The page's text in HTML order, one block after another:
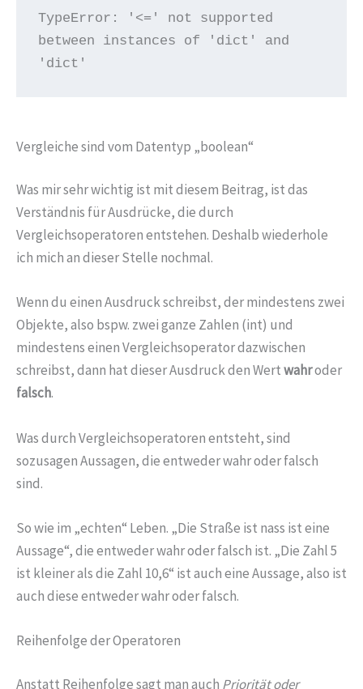
TypeError: '<=' not supported
between instances of 'dict' and
'dict'
Vergleiche sind vom Datentyp „boolean“
Was mir sehr wichtig ist mit diesem Beitrag, ist das
Verständnis für Ausdrücke, die durch
Vergleichsoperatoren entstehen. Deshalb wiederhole
ich mich an dieser Stelle nochmal.
Wenn du einen Ausdruck schreibst, der mindestens zwei
Objekte, also bspw. zwei ganze Zahlen (int) und
mindestens einen Vergleichsoperator dazwischen
schreibst, dann hat dieser Ausdruck den Wertwahroder
falsch.
Was durch Vergleichsoperatoren entsteht, sind
sozusagen Aussagen, die entweder wahr oder falsch
sind.
So wie im „echten“ Leben. „Die Straße ist nass ist eine
Aussage“, die entweder wahr oder falsch ist. „Die Zahl 5
ist kleiner als die Zahl 10,6“ ist auch eine Aussage, also ist
auch diese entweder wahr oder falsch.
Reihenfolge der Operatoren
Anstatt Reihenfolge sagt man auch Priorität oder